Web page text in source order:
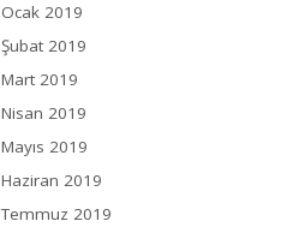
Ocak 2019
Şubat 2019
Mart 2019
Nisan 2019
Mayıs 2019
Haziran 2019
Temmuz 2019